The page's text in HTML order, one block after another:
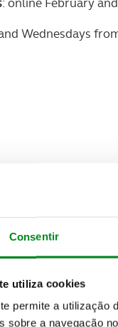
Consentir
utiliza cookies
permite a utilização
sobre a navegação
Wednesdays
She is